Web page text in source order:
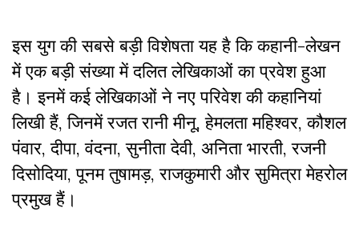
इस युग की सबसे बड़ी विशेषता यह है कि कहानी-लेखन
में एक बड़ी संख्या में दलित लेखिकाओं का प्रवेश हुआ
है। इनमें कई लेखिकाओं ने नए परिवेश की कहानियां
लिखी हैं, जिनमें रजत रानी मीनू, हेमलता महिश्वर, कौशल
पंवार, दीपा, वंदना, सुनीता देवी, अनिता भारती, रजनी
दिसोदिया, पूनम तुषामड़, राजकुमारी और सुमित्रा मेहरोल
प्रमुख हैं।